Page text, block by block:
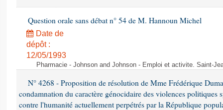
Question orale sans débat n° 54 de M. Hannoun Michel
Date de
dépôt :
12/05/1993
Pharmacie - Johnson and Johnson - Emploi et activite. Saint-
N° 4268 - Proposition de résolution de Mme Frédérique
condamnation du caractère génocidaire des violences politiques
contre l'humanité actuellement perpétrés par la République